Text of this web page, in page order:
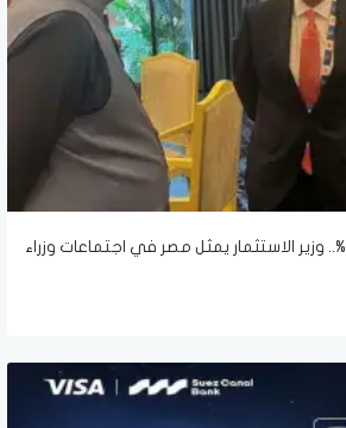
بعد قفزة الصادرات بـ 45%.. وزير الاستثمار يمثل مصر في اجتماعات وزراء